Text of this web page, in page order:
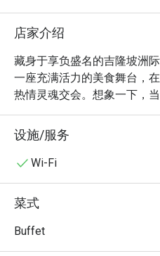
店家介绍
藏身于享负盛名的吉隆坡洲
一座充满活力的美食舞台，
热情灵魂交会。想象一下，
助餐台之间，那温暖而雅致
来的阵阵滋滋声响，到色彩
弥漫着在地香料与新鲜出炉
荣的餐厅，是所有在吉隆坡
无论是享用一顿快速的晚餐
这里的独特魅力都将让您难以
设施/服务
Wi-Fi
菜式
Buffet